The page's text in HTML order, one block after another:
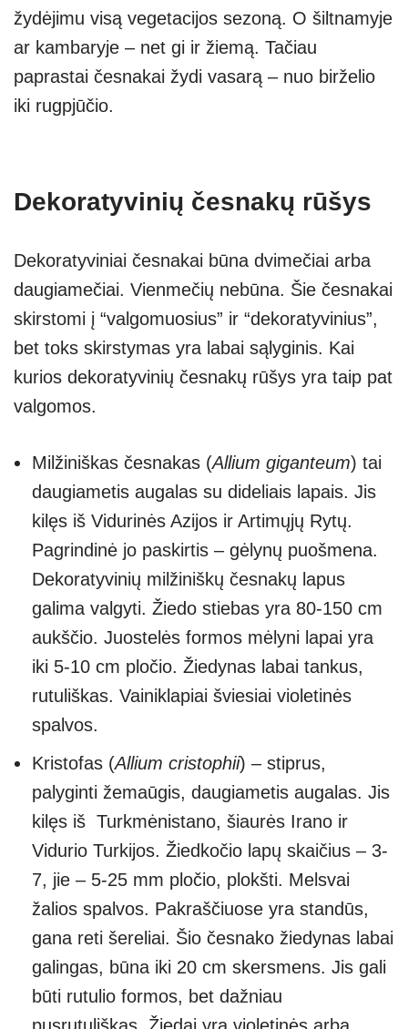
žydėjimu visą vegetacijos sezoną. O šiltnamyje
ar kambaryje – net gi ir žiemą. Tačiau
paprastai česnakai žydi vasarą – nuo birželio
iki rugpjūčio.
Dekoratyvinių česnakų rūšys
Dekoratyviniai česnakai būna dvimečiai arba
daugiamečiai. Vienmečių nebūna. Šie česnakai
skirstomi į “valgomuosius” ir “dekoratyvinius”,
bet toks skirstymas yra labai sąlyginis. Kai
kurios dekoratyvinių česnakų rūšys yra taip pat
valgomos.
Milžiniškas česnakas (Allium giganteum) tai
daugiametis augalas su dideliais lapais. Jis
kilęs iš Vidurinės Azijos ir Artimųjų Rytų.
Pagrindinė jo paskirtis – gėlynų puošmena.
Dekoratyvinių milžiniškų česnakų lapus
galima valgyti. Žiedo stiebas yra 80-150 cm
aukščio. Juostelės formos mėlyni lapai yra
iki 5-10 cm pločio. Žiedynas labai tankus,
rutuliškas. Vainiklapiai šviesiai violetinės
spalvos.
Kristofas (Allium cristophii) – stiprus,
palyginti žemaūgis, daugiametis augalas. Jis
kilęs iš Turkmėnistano, šiaurės Irano ir
Vidurio Turkijos. Žiedkočio lapų skaičius – 3-
7, jie – 5-25 mm pločio, plokšti. Melsvai
žalios spalvos. Pakraščiuose yra standūs,
gana reti šereliai. Šio česnako žiedynas labai
galingas, būna iki 20 cm skersmens. Jis gali
būti rutulio formos, bet dažniau